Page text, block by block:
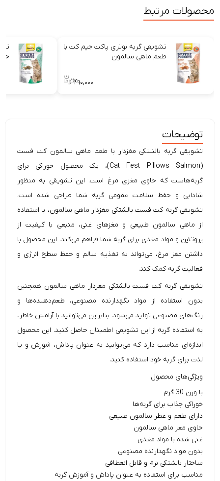
محصولات مرتبط
تشویقی گربه نوتری پاکت جیم کت با
طعم ماهی سالمون
۴۹۰,۰۰۰
توضیحات
تشویقی گربه بالشتکی مغزدار با طعم ماهی سالمون کت فست
(Cat Fest Pillows Salmon)، یک محصول خوراکی برای
گربه‌هاست که حاوی مغزی مرغ است. این تشویقی به منظور
شادابی و حفظ سلامت عمومی گربه شما طراحی شده است.
تشویقی گربه کت فست بالشتکی مغزدار ماهی سالمون، با استفاده
از ماهی سالمون طبیعی و مغزهای غنی، منبعی با کیفیت از
پروتئین و مواد مغذی برای گربه شما فراهم می‌کند. این محصول با
داشتن مغز مرغ، می‌تواند به تغذیه سالم و حفظ سطح انرژی و
فعالیت گربه کمک کند.
تشویقی گربه کت فست بالشتکی مغزدار ماهی سالمون همچنین
بدون استفاده از مواد نگهدارنده مصنوعی، طعم‌دهنده‌ها و
رنگ‌های مصنوعی تولید می‌شود. بنابراین می‌توانید با آرامش خاطر،
به استفاده گربه از این تشویقی اطمینان حاصل کنید. این محصول
اندازه‌ای مناسب دارد که می‌توانید به عنوان پاداش، آموزش و یا
لذت برای گربه خود استفاده کنید.
ویژگی‌های محصول:
با وزن 30 گرم
خوراکی جذاب برای گربه‌ها
دارای طعم و عطر سالمون طبیعی
حاوی مغز ماهی سالمون
غنی شده با مواد مغذی
بدون مواد نگهدارنده مصنوعی
ساختار بالشتکی نرم و قابل انعطافی
مناسب برای استفاده به عنوان پاداش و آموزش گربه